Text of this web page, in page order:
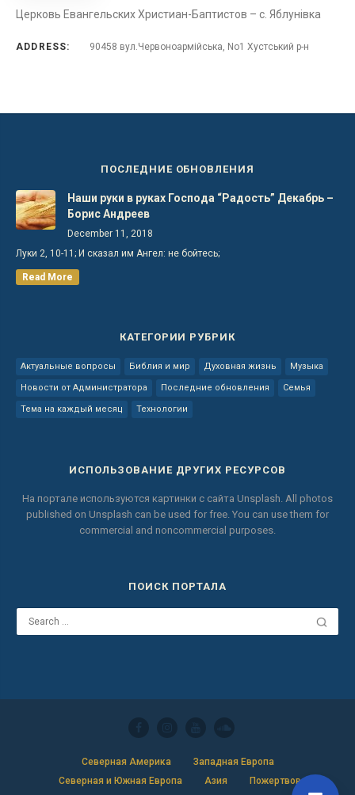
Церковь Евангельских Христиан-Баптистов – с. Яблунівка
ADDRESS: 90458 вул.Червоноармійська, No1 Хустський р-н
ПОСЛЕДНИЕ ОБНОВЛЕНИЯ
Наши руки в руках Господа “Радость” Декабрь –
Борис Андреев
December 11, 2018
Луки 2, 10-11; И сказал им Ангел: не бойтесь;
Read More
КАТЕГОРИИ РУБРИК
Актуальные вопросы Библия и мир Духовная жизнь Музыка
Новости от Администратора Последние обновления Семья
Тема на каждый месяц Технологии
ИСПОЛЬЗОВАНИЕ ДРУГИХ РЕСУРСОВ
На портале используются картинки с сайта Unsplash. All photos
published on Unsplash can be used for free. You can use them for
commercial and noncommercial purposes.
ПОИСК ПОРТАЛА
Северная Америка
Западная Европа
Северная и Южная Европа
Азия Пожертвовать